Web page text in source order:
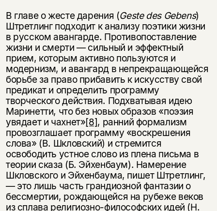
В главе о жесте дарения (Geste des Gebens)
Штретлинг подходит к анализу поэтики жизни
в русском авангарде. Противопоставление
жизни и смерти — сильный и эффектный
прием, которым активно пользуются и
модернизм, и авангард в непрекращающейся
борьбе за право прибавить к искусству свой
предикат и определить программу
творческого действия. Подхватывая идею
Маринетти, что без новых образов «поэзия
увядает и чахнет»[8], ранний формализм
провозглашает программу «воскрешения
слова» (В. Шкловский) и стремится
освободить устное слово из плена письма в
теории сказа (Б. Эйхенбаум). Намерение
Шкловского и Эйхенбаума, пишет Штретлинг,
— это лишь часть грандиозной фантазии о
бессмертии, рождающейся на рубеже веков
из сплава религиозно-философских идей (Н.